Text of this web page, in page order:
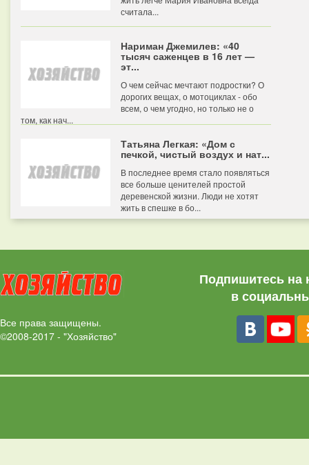
считала...
Нариман Джемилев: «40
тысяч саженцев в 16 лет —
эт...
О чем сейчас мечтают подростки? О
дорогих вещах, о мотоциклах - обо
всем, о чем угодно, но только не о
том, как нач...
Татьяна Легкая: «Дом с
печкой, чистый воздух и нат...
В последнее время стало появляться
все больше ценителей простой
деревенской жизни. Люди не хотят
жить в спешке в бо...
Все права защищены.
©2008-2017 - "Хозяйство"
Подпишитесь на
в